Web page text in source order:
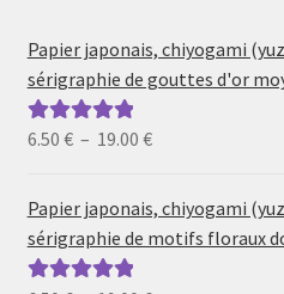
Papier japonais, chiyogami
sérigraphie de gouttes d'or
Note5.00sur
6.50 € – 19.00 €Plage
prix :
6.50 €
19.00 €
Papier japonais, chiyogami
sérigraphie de motifs floraux